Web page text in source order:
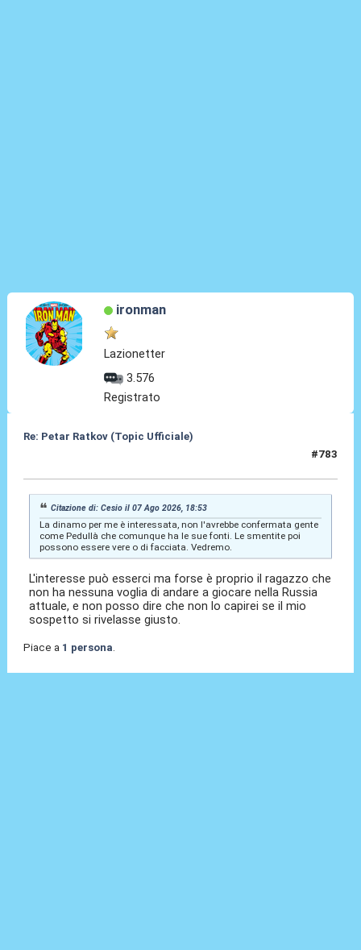
ironman
Lazionetter
3.576
Registrato
Re: Petar Ratkov (Topic Ufficiale)
#783
Citazione di: Cesio il 07 Ago 2026, 18:53
La dinamo per me è interessata, non l'avrebbe confermata gente
come Pedullà che comunque ha le sue fonti. Le smentite poi
possono essere vere o di facciata. Vedremo.
L'interesse può esserci ma forse è proprio il ragazzo che
non ha nessuna voglia di andare a giocare nella Russia
attuale, e non posso dire che non lo capirei se il mio
sospetto si rivelasse giusto.
Piace a 1 persona